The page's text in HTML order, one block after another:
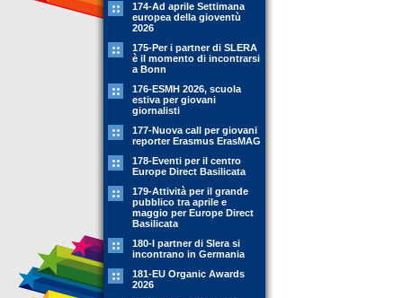
174-Ad aprile Settimana
europea della gioventù
2026
175-Per i partner di SLERA
è il momento di incontrarsi
a Bonn
176-ESMH 2026, scuola
estiva per giovani
giornalisti
177-Nuova call per giovani
reporter Erasmus ErasMAG
178-Eventi per il centro
Europe Direct Basilicata
179-Attività per il grande
pubblico tra aprile e
maggio per Europe Direct
Basilicata
180-I partner di Slera si
incontrano in Germania
181-EU Organic Awards
2026